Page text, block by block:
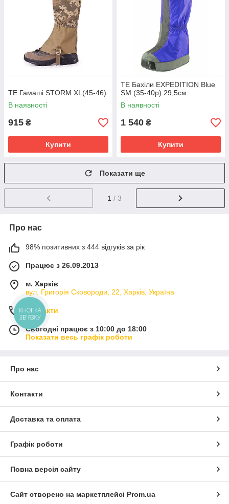
TE Гамаші STORM XL(45-46)
В наявності
915 ₴
Купити
TE Бахіли EXPEDITION Blue
SM (35-40р) 29,5см
В наявності
1 540 ₴
Купити
Показати ще
1 / 3
Про нас
98% позитивних з 444 відгуків за рік
Працює з 26.09.2013
м. Харків
вул. Григорія Сковороди, 22, Харків, Україна
Контакти
Сьогодні працює з 10:00 до 18:00
Показати весь графік роботи
Про нас
Контакти
Доставка та оплата
Графік роботи
Повна версія сайту
Сайт створено на маркетплейсі Prom.ua
КНОПКА
ЗВ'ЯЗКУ